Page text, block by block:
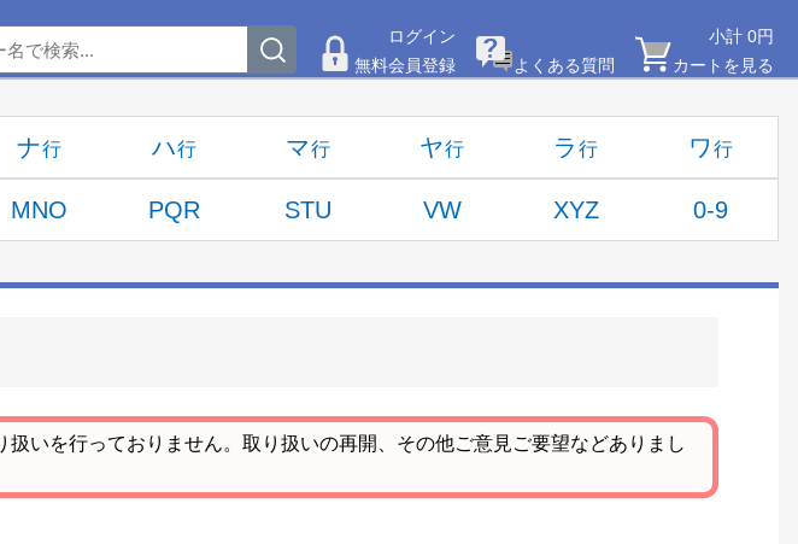
ログイン
無料会員登録
よくある質問
小計 0円
カートを見る
ナ ハ マ ヤ ラ ワ
MNO PQR STU VW XYZ 0-9
いを行っておりません。取り扱いの再開、その他ご意見ご要望などありまし